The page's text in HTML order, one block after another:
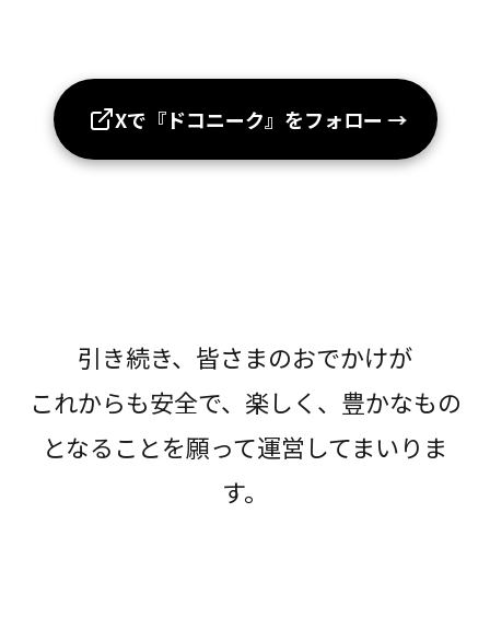
Xで『ドコニーク』をフォロー →
引き続き、皆さまのおでかけが
これからも安全で、楽しく、豊かなもの
となることを願って運営してまいりま
す。